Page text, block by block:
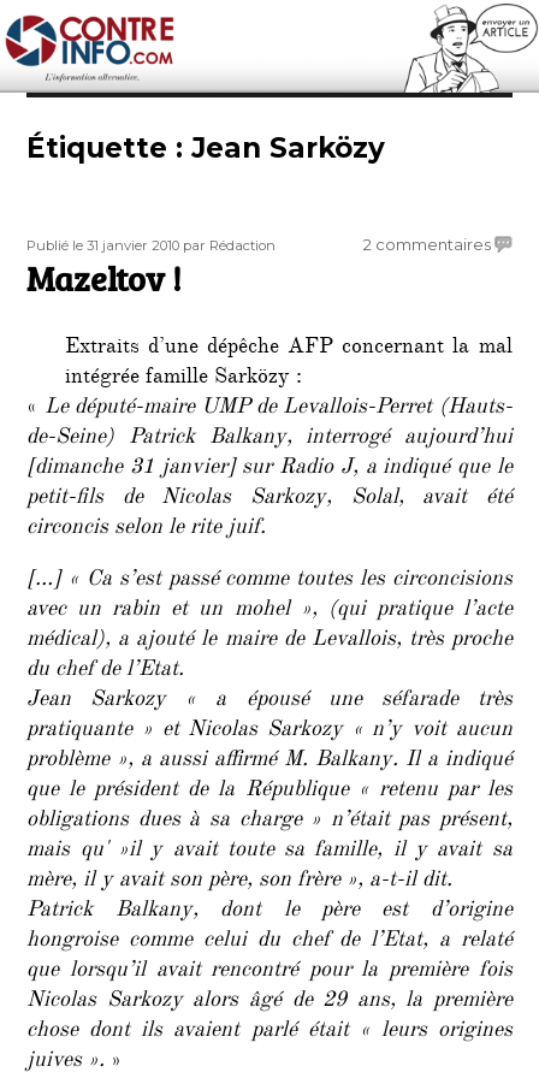
Contre-Info
Étiquette :Jean Sarközy
Publié
le
Publié le 31 janvier 2010 Auteur
par Rédaction 2 commentairessur
Mazeltov !
Extraits d’une dépêche AFP concernant la mal
intégrée famille Sarközy :
« Le député-maire UMP de Levallois-Perret (Hauts-
de-Seine) Patrick Balkany, interrogé aujourd’hui
[dimanche 31 janvier] sur Radio J, a indiqué que le
petit-fils de Nicolas Sarkozy, Solal, avait été
circoncis selon le rite juif.
[…] « Ca s’est passé comme toutes les circoncisions
avec un rabin et un mohel », (qui pratique l’acte
médical), a ajouté le maire de Levallois, très proche
du chef de l’Etat.
Jean Sarkozy « a épousé une séfarade très
pratiquante » et Nicolas Sarkozy « n’y voit aucun
problème », a aussi affirmé M. Balkany. Il a indiqué
que le président de la République « retenu par les
obligations dues à sa charge » n’était pas présent,
mais qu' »il y avait toute sa famille, il y avait sa
mère, il y avait son père, son frère », a-t-il dit.
Patrick Balkany, dont le père est d’origine
hongroise comme celui du chef de l’Etat, a relaté
que lorsqu’il avait rencontré pour la première fois
Nicolas Sarkozy alors âgé de 29 ans, la première
chose dont ils avaient parlé était « leurs origines
juives ». »